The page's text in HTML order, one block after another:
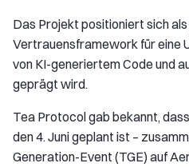
Das Projekt positioniert sich
Vertrauensframework für eine
von KI-generiertem Code und
geprägt wird.
Tea Protocol gab bekannt,
den 4. Juni geplant ist –
Generation-Event (TGE) auf